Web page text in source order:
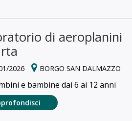
di aeroplanini
2026 BORGO SAN DALMAZZO
e bambine dai 6 ai 12 anni